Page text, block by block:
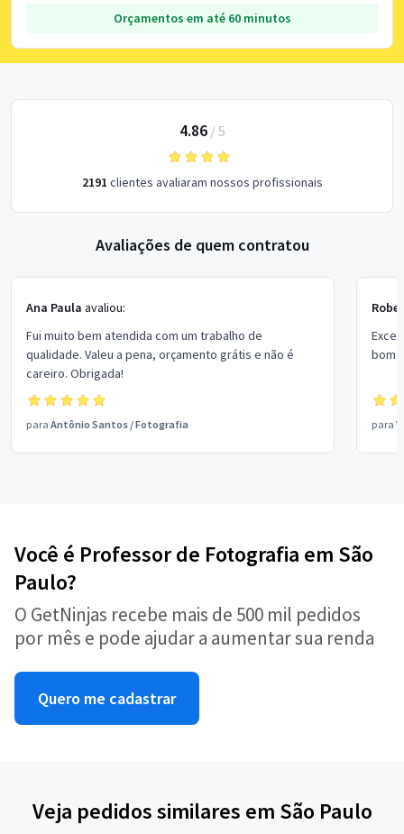
Orçamentos em até 60 minutos
4.86/ 5
2191 clientes avaliaram nossos profissionais
Avaliações de quem contratou
Ana Paula avaliou:
Fui muito bem atendida com um trabalho de
qualidade. Valeu a pena, orçamento grátis e não é
careiro. Obrigada!
para Antônio Santos /Fotografia
bom
para
Você é Professor de Fotografia em São
Paulo?
O GetNinjas recebe mais de 500 mil pedidos
por mês e pode ajudar a aumentar sua renda
Quero me cadastrar
Veja pedidos similares em São Paulo